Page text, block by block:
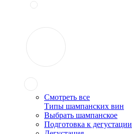
Смотреть все
Типы шампанских вин
Выбрать шампанское
Подготовка к дегустации